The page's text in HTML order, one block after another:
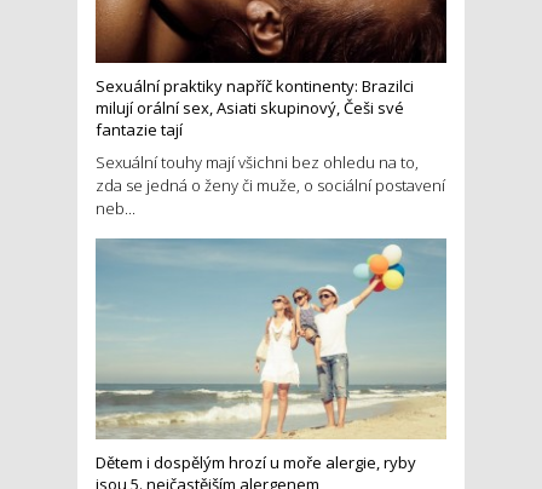
Sexuální praktiky napříč kontinenty: Brazilci
milují orální sex, Asiati skupinový, Češi své
fantazie tají
Sexuální touhy mají všichni bez ohledu na to,
zda se jedná o ženy či muže, o sociální postavení
neb...
Dětem i dospělým hrozí u moře alergie, ryby
jsou 5. nejčastějším alergenem